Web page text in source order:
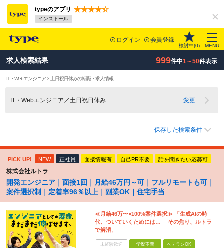
typeのアプリ
インストール
ログイン 会員登録
検討中(0) MENU
求人検索結果 999件中1～50件表示
IT・Webエンジニア × 土日祝日休みの転職・求人情報
IT・Webエンジニア／土日祝日休み 変更
保存した検索条件
PICK UP! NEW 正社員 面接情報有 自己PR不要 話を聞きたい応募可
株式会社ルトラ
開発エンジニア｜面接1回｜月給46万円～可｜フルリモートも可｜
案件選択制｜定着率96％以上｜副業OK｜住宅手当
≪月給46万〜×100%案件選択≫ 「生成AIの時
代、ついていくためには…」 その焦り、ルトラ
で解消。
未経験歓迎 学歴不問 ベテランOK